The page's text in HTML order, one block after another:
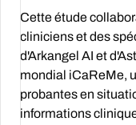
Cette étude
cliniciens et des
d'Arkangel AI et
mondial iCaReMe,
probantes en
informations